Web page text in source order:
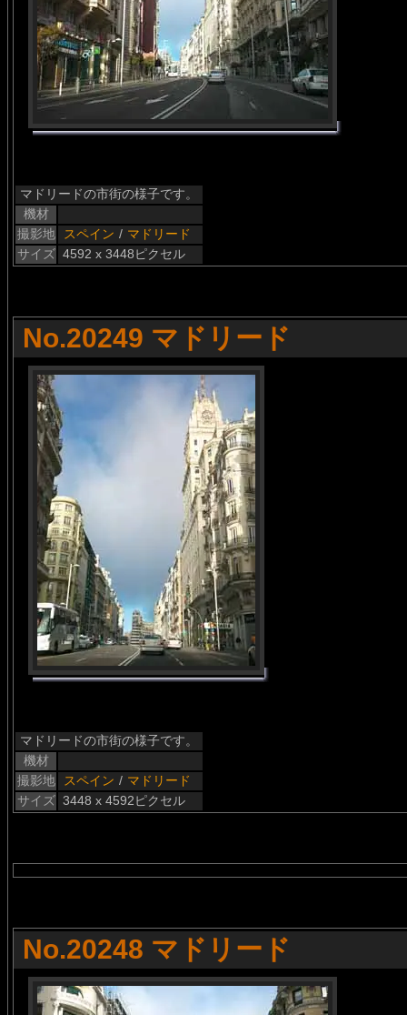
マドリードの市街の様子です。
機材
撮影地
スペイン / マドリード
サイズ 4592 x 3448ピクセル
No.20249 マドリード
マドリードの市街の様子です。
機材
撮影地
スペイン / マドリード
サイズ 3448 x 4592ピクセル
No.20248 マドリード